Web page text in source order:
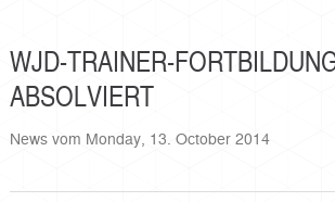
WJD-TRAINER-
ABSOLVIERT
News vom Monday, 13. October 2014